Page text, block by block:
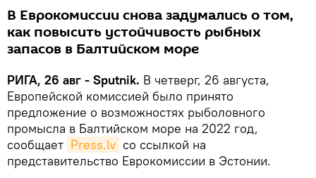
В Еврокомиссии снова задумались о том,
как повысить устойчивость рыбных
запасов в Балтийском море
РИГА, 26 авг - Sputnik. В четверг, 26 августа,
Европейской комиссией было принято
предложение о возможностях рыболовного
промысла в Балтийском море на 2022 год,
сообщает Press.lv со ссылкой на
представительство Еврокомиссии в Эстонии.